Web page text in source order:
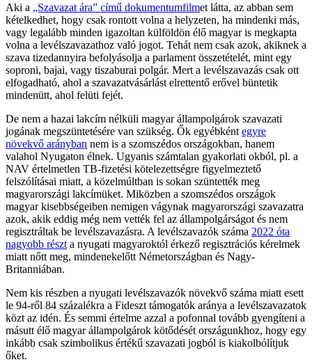
Aki a „Szavazat ára” című dokumentumfilmet látta, az abban sem
kételkedhet, hogy csak rontott volna a helyzeten, ha mindenki más,
vagy legalább minden igazoltan külföldön élő magyar is megkapta
volna a levélszavazathoz való jogot. Tehát nem csak azok, akiknek a
szava tizedannyira befolyásolja a parlament összetételét, mint egy
soproni, bajai, vagy tiszaburai polgár. Mert a levélszavazás csak ott
elfogadható, ahol a szavazatvásárlást elrettentő erővel büntetik
mindenütt, ahol felüti fejét.
De nem a hazai lakcím nélküli magyar állampolgárok szavazati
jogának megszüntetésére van szükség. Ők egyébként egyre
növekvő arányban nem is a szomszédos országokban, hanem
valahol Nyugaton élnek. Ugyanis számtalan gyakorlati okból, pl. a
NAV értelmetlen TB-fizetési kötelezettségre figyelmeztető
felszólításai miatt, a közelmúltban is sokan szüntették meg
magyarországi lakcímüket. Miközben a szomszédos országok
magyar kisebbségeiben nemigen vágynak magyarországi szavazatra
azok, akik eddig még nem vették fel az állampolgárságot és nem
regisztráltak be levélszavazásra. A levélszavazók száma 2022 óta
nagyobb részt a nyugati magyaroktól érkező regisztrációs kérelmek
miatt nőtt meg, mindenekelőtt Németországban és Nagy-
Britanniában.
Nem kis részben a nyugati levélszavazók növekvő száma miatt esett
le 94-ről 84 százalékra a Fideszt támogatók aránya a levélszavazatok
közt az idén. És semmi értelme azzal a pofonnal tovább gyengíteni a
másutt élő magyar állampolgárok kötődését országunkhoz, hogy egy
inkább csak szimbolikus értékű szavazati jogból is kiakolbólítjuk
őket.